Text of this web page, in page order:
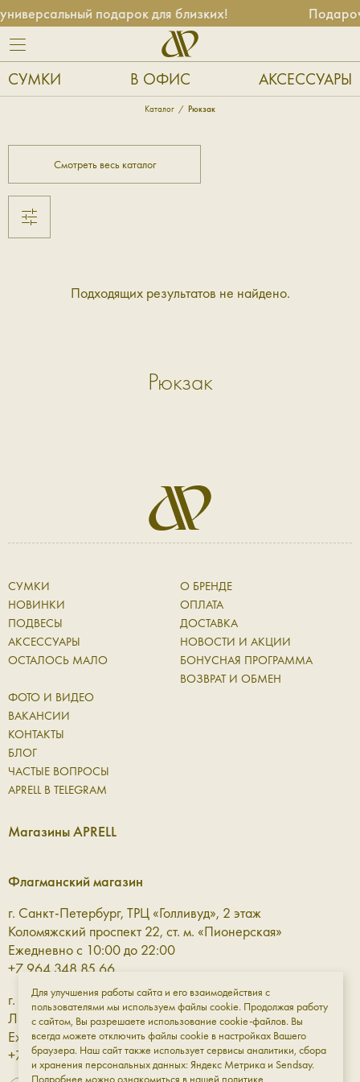
подарок для близких!
СУМКИ В ОФИС АКСЕССУАРЫ
Каталог Рюкзак
Смотреть весь каталог
Подходящих результатов не найдено.
Рюкзак
СУМКИ
НОВИНКИ
ПОДВЕСЫ
АКСЕССУАРЫ
ОСТАЛОСЬ МАЛО
О БРЕНДЕ
ОПЛАТА
ДОСТАВКА
НОВОСТИ И АКЦИИ
БОНУСНАЯ ПРОГРАММА
ВОЗВРАТ И ОБМЕН
ФОТО И ВИДЕО
ВАКАНСИИ
КОНТАКТЫ
БЛОГ
ЧАСТЫЕ ВОПРОСЫ
APRELL В TELEGRAM
Магазины APRELL
Флагманский магазин
г. Санкт-Петербург, ТРЦ «Голливуд», 2 этаж
Коломяжский проспект 22, ст. м. «Пионерская»
Ежедневно с 10:00 до 22:00
+7 964 348 85 66
г. Санкт-Петербург, ТРЦ «Галерея» 3 этаж
Лиговский проспект, 30а, ст. м. «Площадь Восстания»
Ежедневно с 10:00 до 23:00
+7 961 811-18-98
Для улучшения работы сайта и его взаимодействия с
пользователями мы используем файлы cookie. Продолжая работу
с сайтом, Вы разрешаете использование cookie-файлов. Вы
всегда можете отключить файлы cookie в настройках Вашего
браузера. Наш сайт также использует сервисы аналитики, сбора
и хранения персональных данных: Яндекс Метрика и Sendsay.
Подробнее можно ознакомиться в нашей политике